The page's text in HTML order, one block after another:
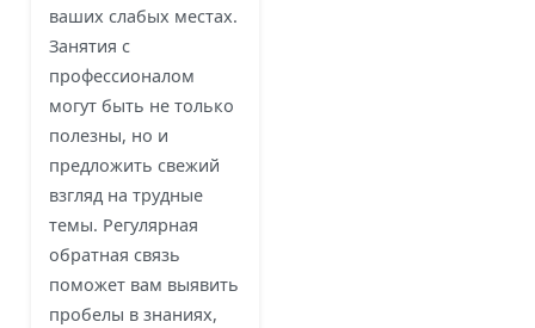
ваших слабых местах.
Занятия с
профессионалом
могут быть не только
полезны, но и
предложить свежий
взгляд на трудные
темы. Регулярная
обратная связь
поможет вам выявить
пробелы в знаниях,